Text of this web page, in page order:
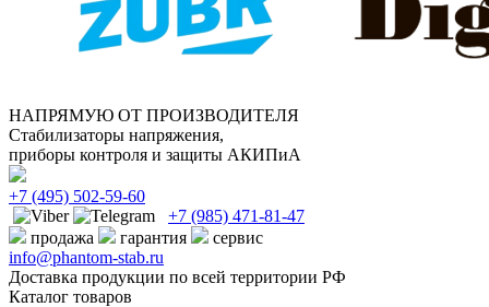
НАПРЯМУЮ ОТ ПРОИЗВОДИТЕЛЯ
Стабилизаторы напряжения,
приборы контроля и защиты АКИПиА
+7 (495) 502-59-60
+7 (985) 471-81-47
продажа
гарантия
сервис
info@phantom-stab.ru
Доставка продукции по всей территории РФ
Каталог товаров